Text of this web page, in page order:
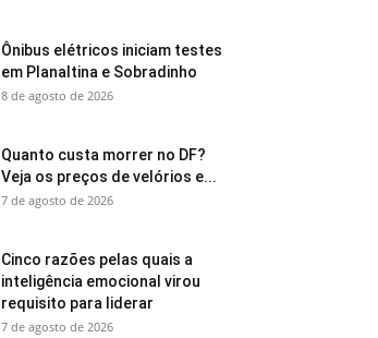
Ônibus elétricos iniciam testes
em Planaltina e Sobradinho
8 de agosto de 2026
Quanto custa morrer no DF?
Veja os preços de velórios e...
7 de agosto de 2026
Cinco razões pelas quais a
inteligência emocional virou
requisito para liderar
7 de agosto de 2026